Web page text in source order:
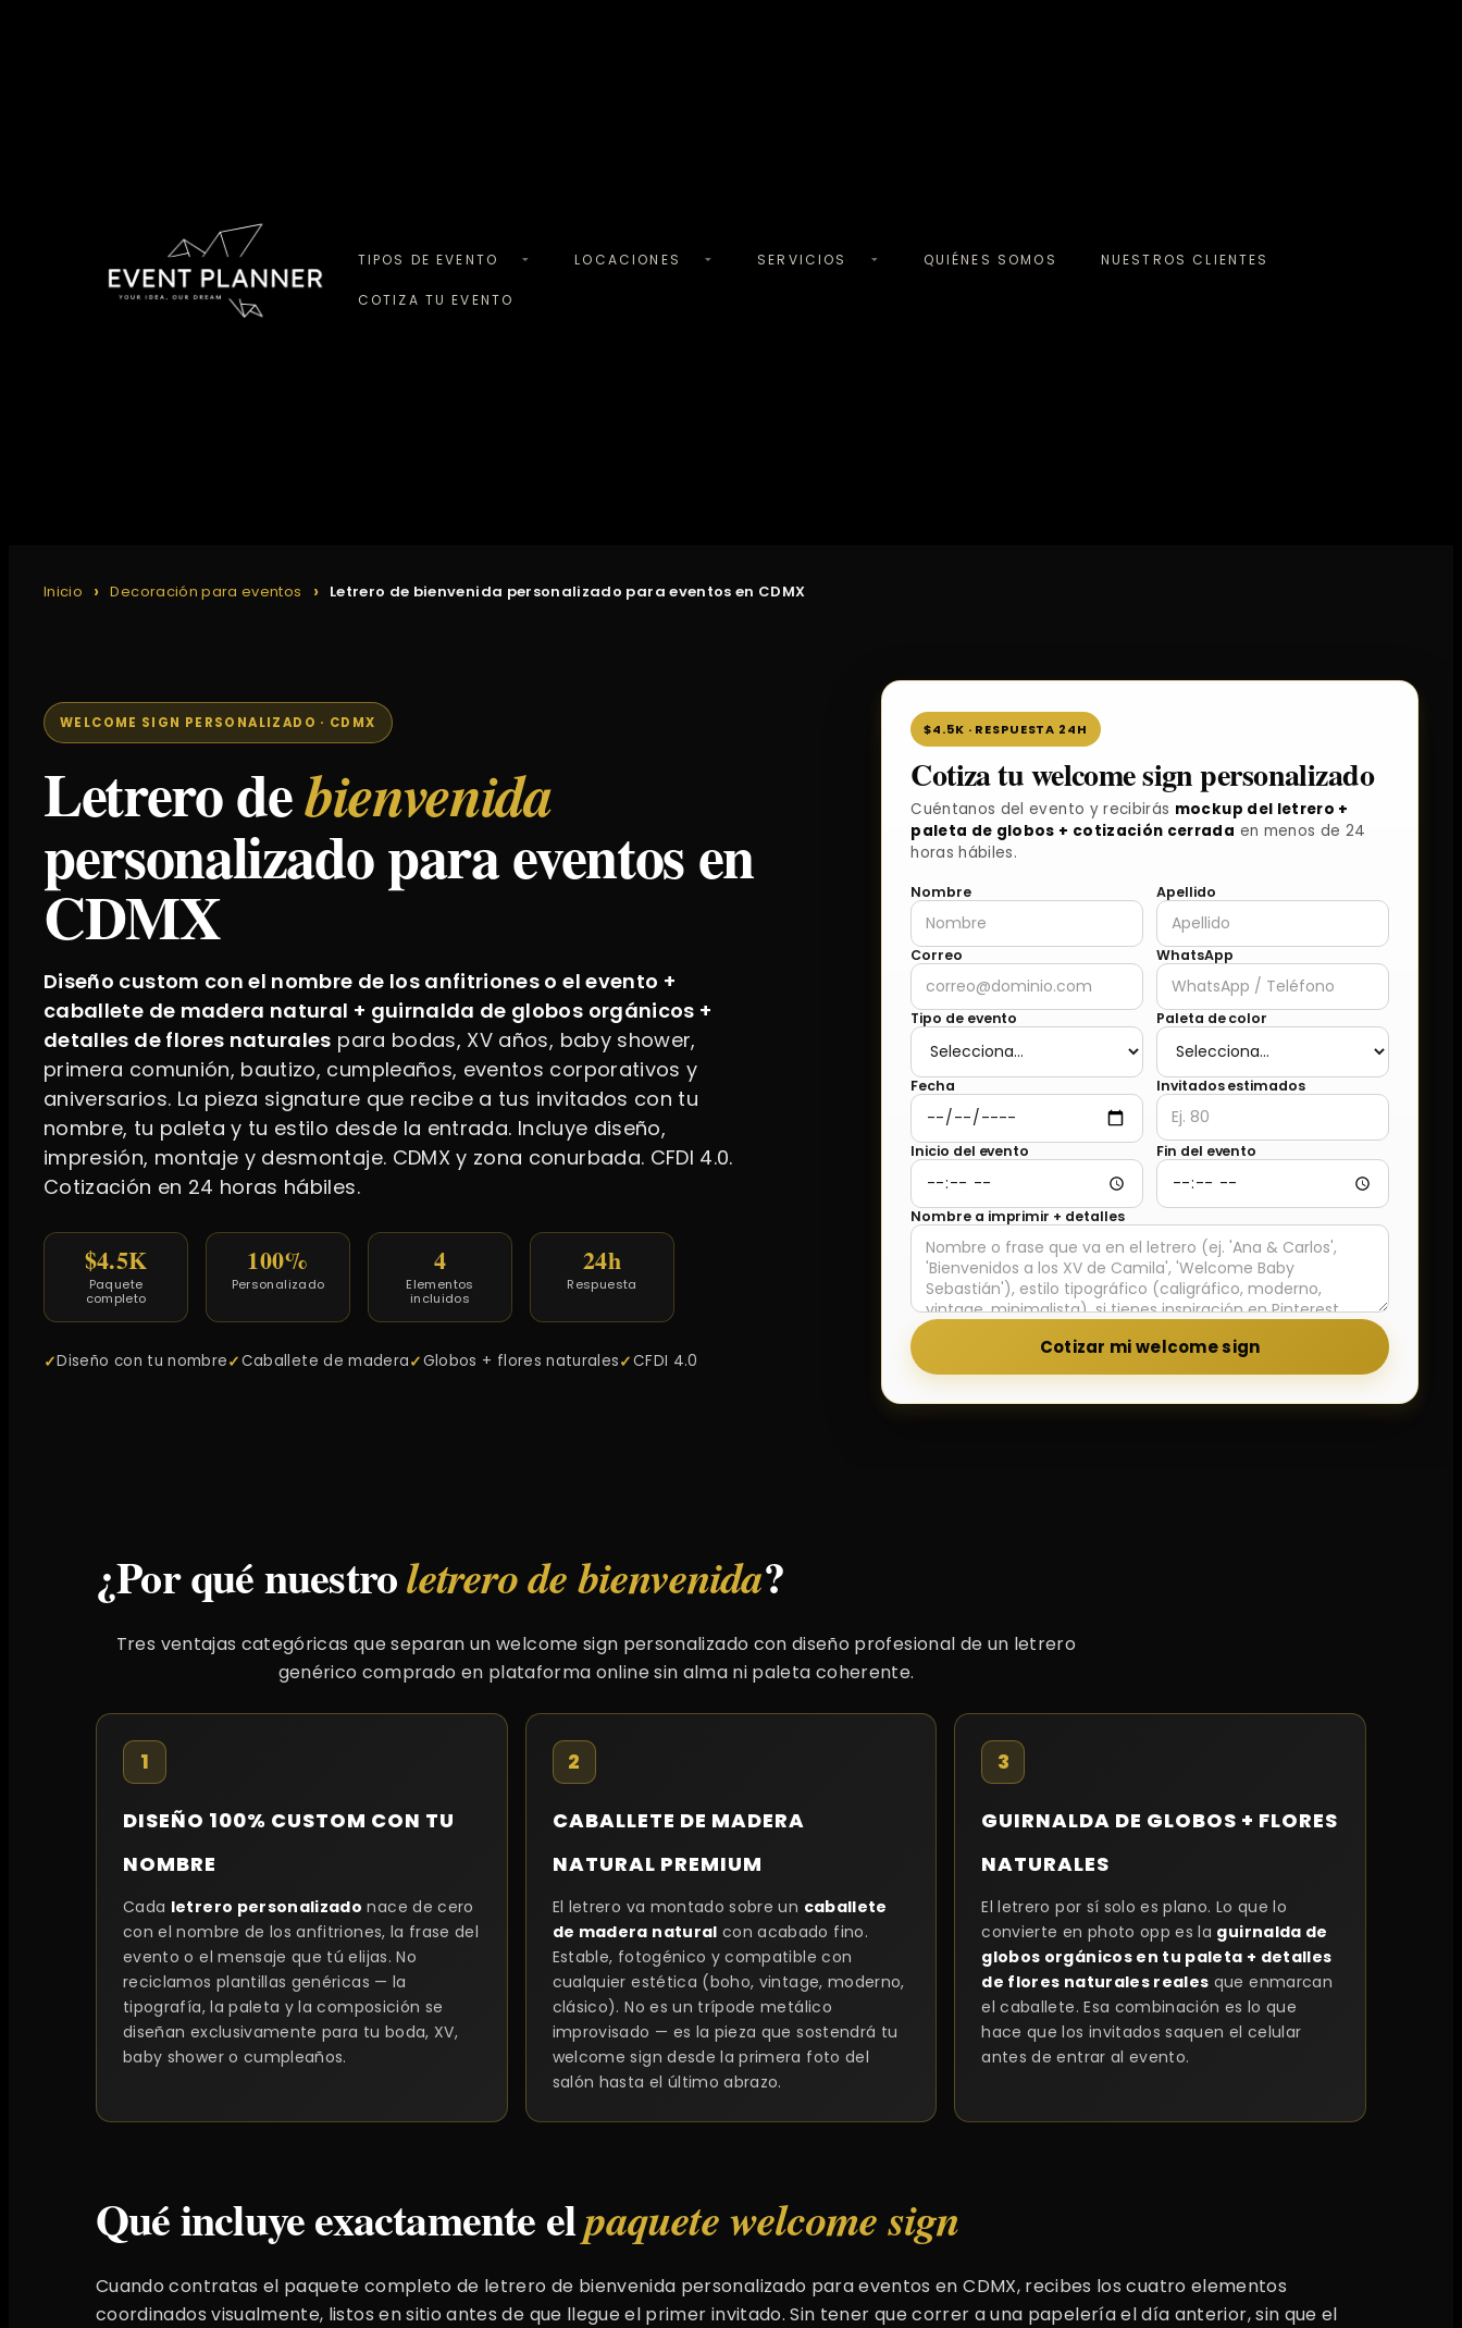
TIPOS DE EVENTO LOCACIONES SERVICIOS QUIÉNES SOMOS NUESTROS CLIENTES
COTIZA TU EVENTO
Inicio Decoración para eventos Letrero de bienvenida personalizado para eventos en CDMX
WELCOME SIGN PERSONALIZADO · CDMX
Letrero debienvenida
personalizado para eventos en
CDMX
Diseño custom con el nombre de los anfitriones o el evento +
caballete de madera natural + guirnalda de globos orgánicos +
detalles de flores naturales para bodas, XV años, baby shower,
primera comunión, bautizo, cumpleaños, eventos corporativos y
aniversarios. La pieza signature que recibe a tus invitados con tu
nombre, tu paleta y tu estilo desde la entrada. Incluye diseño,
impresión, montaje y desmontaje. CDMX y zona conurbada. CFDI 4.0.
Cotización en 24 horas hábiles.
$4.5K
Paquete
completo
100%
Personalizado
4
Elementos
incluidos
24h
Respuesta
Diseño con tu nombre Caballete de madera Globos + flores naturales CFDI 4.0
$4.5K · RESPUESTA 24H
Cotiza tu welcome sign personalizado
Cuéntanos del evento y recibirás mockup del letrero +
paleta de globos + cotización cerrada en menos de 24
horas hábiles.
Nombre Apellido
Correo WhatsApp
Tipo de evento Paleta de color
Fecha Invitados estimados
Inicio del evento Fin del evento
Nombre a imprimir + detalles
Cotizar mi welcome sign
¿Por qué nuestroletrero de bienvenida?
Tres ventajas categóricas que separan un welcome sign personalizado con diseño profesional de un letrero
genérico comprado en plataforma online sin alma ni paleta coherente.
1
DISEÑO 100% CUSTOM CON TU
NOMBRE
Cada letrero personalizado nace de cero
con el nombre de los anfitriones, la frase del
evento o el mensaje que tú elijas. No
reciclamos plantillas genéricas — la
tipografía, la paleta y la composición se
diseñan exclusivamente para tu boda, XV,
baby shower o cumpleaños.
2
CABALLETE DE MADERA
NATURAL PREMIUM
El letrero va montado sobre un caballete
de madera natural con acabado fino.
Estable, fotogénico y compatible con
cualquier estética (boho, vintage, moderno,
clásico). No es un trípode metálico
improvisado — es la pieza que sostendrá tu
welcome sign desde la primera foto del
salón hasta el último abrazo.
3
GUIRNALDA DE GLOBOS + FLORES
NATURALES
El letrero por sí solo es plano. Lo que lo
convierte en photo opp es la guirnalda de
globos orgánicos en tu paleta + detalles
de flores naturales reales que enmarcan
el caballete. Esa combinación es lo que
hace que los invitados saquen el celular
antes de entrar al evento.
Qué incluye exactamente elpaquete welcome sign
Cuando contratas el paquete completo de letrero de bienvenida personalizado para eventos en CDMX, recibes los cuatro elementos
coordinados visualmente, listos en sitio antes de que llegue el primer invitado. Sin tener que correr a una papelería el día anterior, sin que el